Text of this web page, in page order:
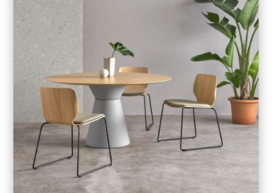
Vous voulez ajouter une touche d’élégance et de durabilité à
votre bureau ?
Le choix du mobilier peut grandement influencer l’ambiance et
l’identité de votre entreprise.
Optez pour nos mobiliers et sièges en bois. Ils apportent un
charme naturel et une solidité attestée à votre environnement
de travail.
Voir le catalogue ->
Collection Varya Wood ->